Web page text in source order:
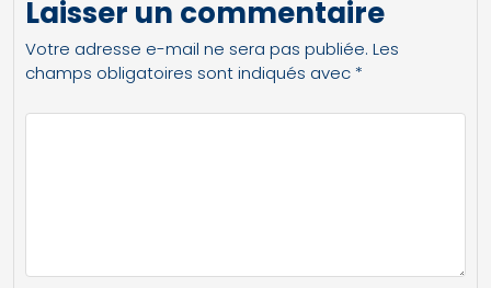
Laisser un commentaire
Votre adresse e-mail ne sera pas publiée. Les
champs obligatoires sont indiqués avec *